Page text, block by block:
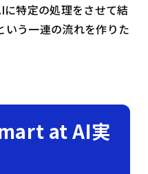
に特定の処理をさせて結
いう一連の流れを作りた
at AI実